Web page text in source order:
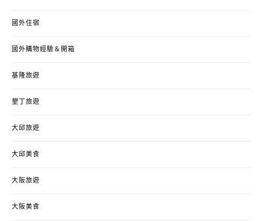
國外住宿
國外購物經驗＆開箱
基隆旅遊
墾丁旅遊
大邱旅遊
大邱美食
大阪旅遊
大阪美食